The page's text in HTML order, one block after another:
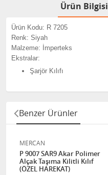
Ürün Bilgisi
Ürün Kodu: R 7205
Renk: Siyah
Malzeme: İmperteks
Ekstralar:
Şarjör Kılıfı
Benzer Ürünler
MERCAN
P 9007 SAR9 Akar Polimer
Alçak Taşıma Kilitli Kılıf
(ÖZEL HAREKAT)